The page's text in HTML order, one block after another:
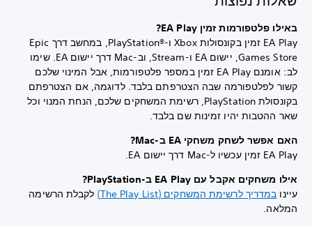
באילו פלטפורמות זמין EA Play?
EA Play זמין בקונסולות Xbox‏ ו-PlayStation®‎‏, במחשב דרך Epic
Games Store, יישום EA‏ ו-Stream, וב-Mac דרך יישום EA. שימו
לב: אומנם EA Play זמין במספר פלטפורמות, אבל המינוי שלכם
קשור לפלטפורמה שבה הצטרפתם בלבד. לדוגמה, אם הצטרפתם
בקונסולת PlayStation, רשימת המשחקים שלכם, הנחת המנוי וכל
שאר ההטבות יהיו זמינות שם בלבד.
האם אפשר לשחק משחקי EA ב-Mac?
EA Play זמין עכשיו ל-Mac דרך יישום EA.
אילו משחקים אקבל עם EA Play ב-PlayStation?
עיינובמדריך לרשימת המשחקים (The Play List)
לקבלת הרשימה
המלאה.